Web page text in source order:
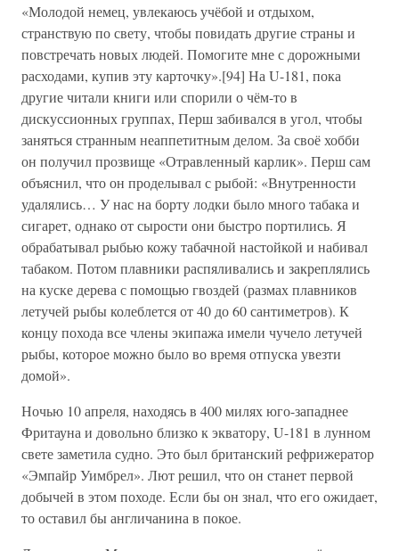
«Молодой немец, увлекаюсь учёбой и отдыхом,
странствую по свету, чтобы повидать другие страны и
повстречать новых людей. Помогите мне с дорожными
расходами, купив эту карточку».[94] На U-181, пока
другие читали книги или спорили о чём-то в
дискуссионных группах, Перш забивался в угол, чтобы
заняться странным неаппетитным делом. За своё хобби
он получил прозвище «Отравленный карлик». Перш сам
объяснил, что он проделывал с рыбой: «Внутренности
удалялись… У нас на борту лодки было много табака и
сигарет, однако от сырости они быстро портились. Я
обрабатывал рыбью кожу табачной настойкой и набивал
табаком. Потом плавники распяливались и закреплялись
на куске дерева с помощью гвоздей (размах плавников
летучей рыбы колеблется от 40 до 60 сантиметров). К
концу похода все члены экипажа имели чучело летучей
рыбы, которое можно было во время отпуска увезти
домой».
Ночью 10 апреля, находясь в 400 милях юго-западнее
Фритауна и довольно близко к экватору, U-181 в лунном
свете заметила судно. Это был британский рефрижератор
«Эмпайр Уимбрел». Лют решил, что он станет первой
добычей в этом походе. Если бы он знал, что его ожидает,
то оставил бы англичанина в покое.